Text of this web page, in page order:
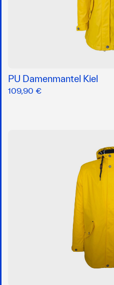
PU Damenmantel Kiel
109,90 €